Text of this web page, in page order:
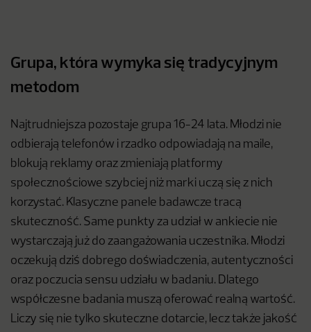
Grupa, która wymyka się tradycyjnym
metodom
Najtrudniejsza pozostaje grupa 16-24 lata. Młodzi nie
odbierają telefonów i rzadko odpowiadają na maile,
blokują reklamy oraz zmieniają platformy
społecznościowe szybciej niż marki uczą się z nich
korzystać. Klasyczne panele badawcze tracą
skuteczność. Same punkty za udział w ankiecie nie
wystarczają już do zaangażowania uczestnika. Młodzi
oczekują dziś dobrego doświadczenia, autentyczności
oraz poczucia sensu udziału w badaniu. Dlatego
współczesne badania muszą oferować realną wartość.
Liczy się nie tylko skuteczne dotarcie, lecz także jakość